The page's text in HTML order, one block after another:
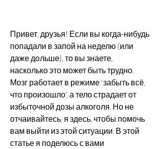
Привет, друзья! Если вы когда-нибудь
попадали в запой на неделю (или
даже дольше), то вы знаете,
насколько это может быть трудно.
Мозг работает в режиме 'забыть всё,
что произошло', а тело страдает от
избыточной дозы алкоголя. Но не
отчаивайтесь, я здесь, чтобы помочь
вам выйти из этой ситуации. В этой
статье я поделюсь с вами